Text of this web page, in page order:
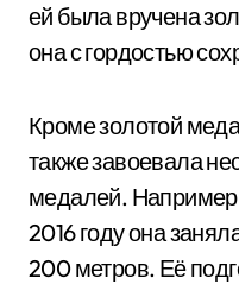
ей была вручена
она с гордостью
Кроме золотой
также завоевала
медалей.
2016году она
200 метров. Её